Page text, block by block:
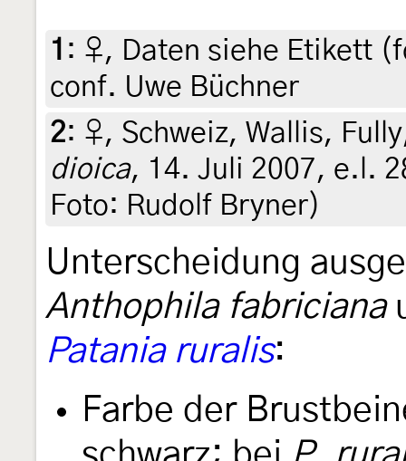
1 : ♀, Daten siehe Etikett
conf. Uwe Büchner
2: ♀, Schweiz, Wallis,
dioica, 14. Juli 2007, e.l.
Foto: Rudolf Bryner)
Unterscheidung
Anthophila fabriciana
Patania ruralis:
Farbe der